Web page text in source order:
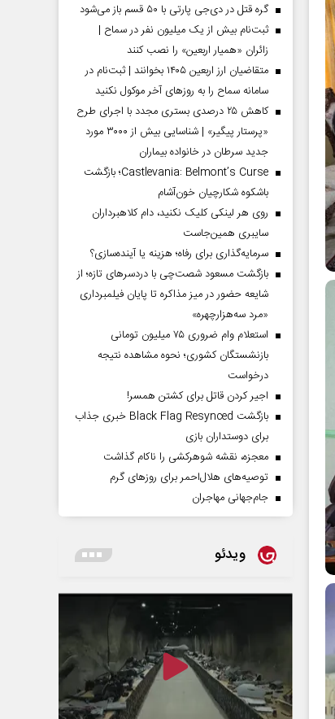
گره قتل در دی‌جی پارتی با ۵۰ قسم باز می‌شود
ثبت‌نام بیش از یک میلیون نفر در سماح |
زائران «همیار اربعین» را نصب کنند
متقاضیان ارز اربعین ۱۴۰۵ بخوانند | ثبت‌نام در
سامانه سماح را به روز‌های آخر موکول نکنید
کاهش ۲۵ درصدی بستری مجدد با اجرای طرح
«پرستار پیگیر» | شناسایی بیش از ۳۰۰۰ مورد
جدید سرطان در خانواده بیماران
Castlevania: Belmont’s Curse؛ بازگشت
باشکوه شکارچیان خون‌آشام
روی هر لینکی کلیک نکنید، دام کلاهبرداران
سایبری همین‌جاست
سرمایه‌گذاری برای رفاه؛ هزینه یا آینده‌سازی؟
بازگشت مسعود شصت‌چی با دردسر‌های تازه؛ از
شایعه حضور در میز مذاکره تا پایان فیلمبرداری
«مرد سه‌هزارچهره»
استعلام وام ضروری ۷۵ میلیون تومانی
بازنشستگان کشوری؛ نحوه مشاهده نتیجه
درخواست
اجیر کردن قاتل برای کشتن همسر!
بازگشت Black Flag Resynced خبری جذاب
برای دوستداران بازی
معجزه، نقشه شوهرکشی را ناکام گذاشت
توصیه‌های هلال‌احمر برای روز‌های گرم
جام‌جهانی مهاجران
ویدئو